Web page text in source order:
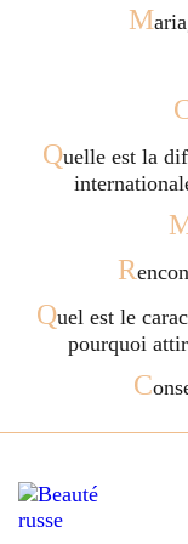
M
Quelle est la
R
Quel est le
pourquoi
C